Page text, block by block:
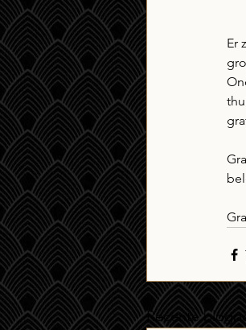
Er
Recente